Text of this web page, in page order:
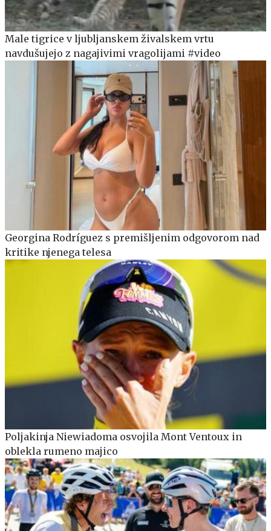
Male tigrice v ljubljanskem živalskem vrtu
navdušujejo z nagajivimi vragolijami #video
Georgina Rodríguez s premišljenim odgovorom nad
kritike njenega telesa
Poljakinja Niewiadoma osvojila Mont Ventoux in
oblekla rumeno majico